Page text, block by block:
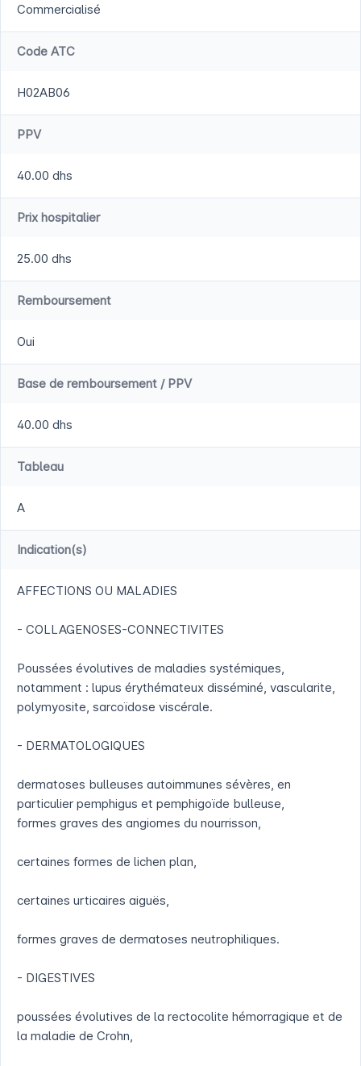
Commercialisé
Code ATC
H02AB06
PPV
40.00 dhs
Prix hospitalier
25.00 dhs
Remboursement
Oui
Base de remboursement / PPV
40.00 dhs
Tableau
A
Indication(s)
AFFECTIONS OU MALADIES
- COLLAGENOSES-CONNECTIVITES
Poussées évolutives de maladies systémiques,
notamment : lupus érythémateux disséminé, vascularite,
polymyosite, sarcoïdose viscérale.
- DERMATOLOGIQUES
dermatoses bulleuses autoimmunes sévères, en
particulier pemphigus et pemphigoïde bulleuse,
formes graves des angiomes du nourrisson,
certaines formes de lichen plan,
certaines urticaires aiguës,
formes graves de dermatoses neutrophiliques.
- DIGESTIVES
poussées évolutives de la rectocolite hémorragique et de
la maladie de Crohn,